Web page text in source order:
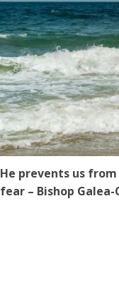
He prevents us
fear – Bishop Galea-